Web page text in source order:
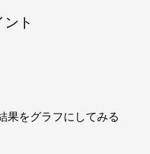
ント
果をグラフにしてみる